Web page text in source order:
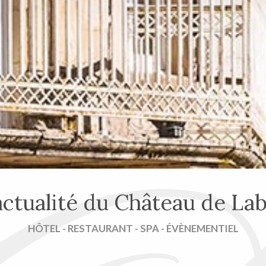
du Château de
HÔTEL - RESTAURANT - SPA - ÉVÈNEMENTIEL